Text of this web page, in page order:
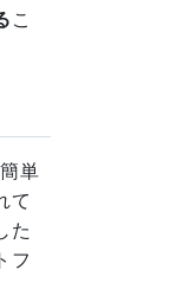
こ
単
て
た
フ